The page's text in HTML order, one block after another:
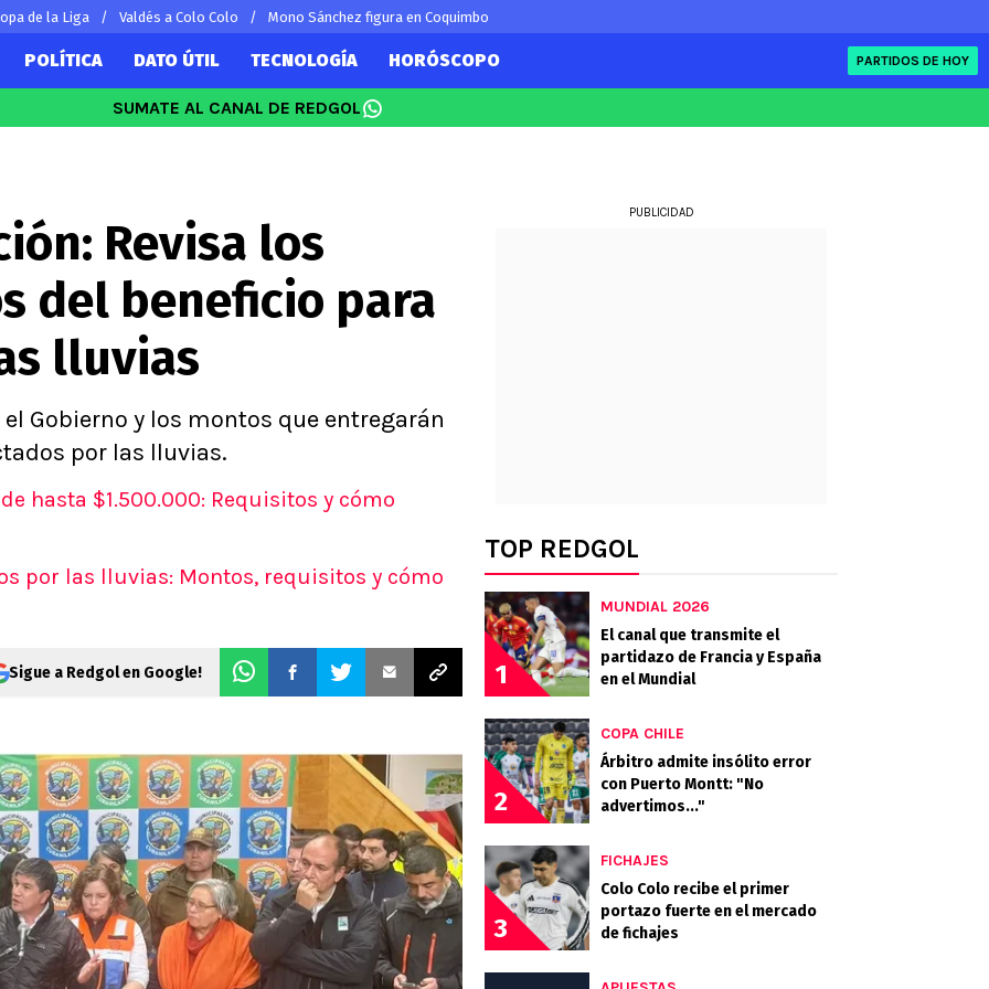
de la Liga Valdés a Colo Colo Mono Sánchez figura en Coquimbo
por el mundo
Fútbol Argentino
Fútbol Brasileño
Serie A
La Liga
del día
POLÍTICA DATO ÚTIL TECNOLOGÍA HORÓSCOPO PARTIDOS DE HOY
SUMATE AL CANAL DE REDGOL
Revisa los
del beneficio para
lluvias
Gobierno y los montos que entregarán
por las lluvias.
hasta $1.500.000: Requisitos y cómo
por las lluvias: Montos, requisitos y cómo
Sigue a Redgol en Google!
PUBLICIDAD
TOP REDGOL
1
MUNDIAL 2026
El canal que transmite el
partidazo de Francia y España
en el Mundial
2
COPA CHILE
Árbitro admite insólito error
con Puerto Montt: "No
advertimos..."
3
FICHAJES
Colo Colo recibe el primer
portazo fuerte en el mercado
de fichajes